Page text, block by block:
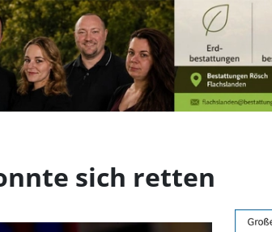
sich retten